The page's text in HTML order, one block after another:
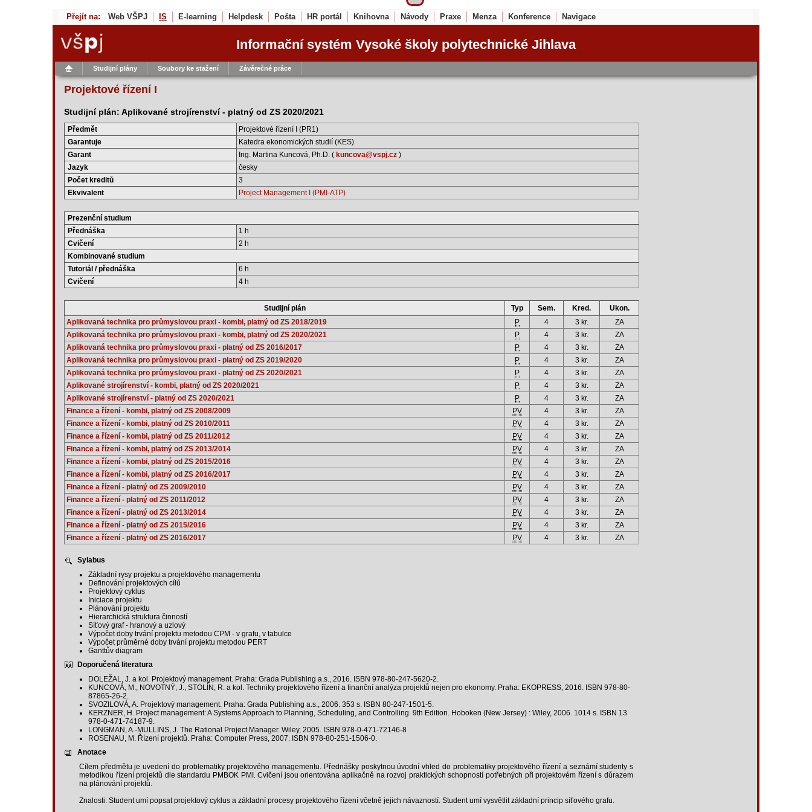
Přejít na: Web VŠPJ IS E-learning Helpdesk Pošta HR portál Knihovna Návody Praxe Menza Konference Navigace
Informační systém Vysoké školy polytechnické Jihlava
Studijní plány Soubory ke stažení Závěrečné práce
Projektové řízení I
Studijní plán: Aplikované strojírenství - platný od ZS 2020/2021
Předmět
Projektové řízení I (PR1)
Garantuje
Katedra ekonomických studií (KES)
Garant
Ing. Martina Kuncová, Ph.D. ( kuncova@vspj.cz )
Jazyk
česky
Počet kreditů
3
Ekvivalent
Project Management I (PMI-ATP)
Prezenční studium
Přednáška
1 h
Cvičení
2 h
Kombinované studium
Tutoriál / přednáška
6 h
Cvičení
4 h
Studijní plán Typ Sem. Kred.
Ukon.
Aplikovaná technika pro průmyslovou praxi - kombi, platný od ZS 2018/2019
P 4 3 kr.
ZA
Aplikovaná technika pro průmyslovou praxi - kombi, platný od ZS 2020/2021
P 4 3 kr.
ZA
Aplikovaná technika pro průmyslovou praxi - platný od ZS 2016/2017
P 4 3 kr.
ZA
Aplikovaná technika pro průmyslovou praxi - platný od ZS 2019/2020
P 4 3 kr.
ZA
Aplikovaná technika pro průmyslovou praxi - platný od ZS 2020/2021
P 4 3 kr.
ZA
Aplikované strojírenství - kombi, platný od ZS 2020/2021
P 4 3 kr.
ZA
Aplikované strojírenství - platný od ZS 2020/2021
P 4 3 kr.
ZA
Finance a řízení - kombi, platný od ZS 2008/2009
PV 4 3 kr.
ZA
Finance a řízení - kombi, platný od ZS 2010/2011
PV 4 3 kr.
ZA
Finance a řízení - kombi, platný od ZS 2011/2012
PV 4 3 kr.
ZA
Finance a řízení - kombi, platný od ZS 2013/2014
PV 4 3 kr.
ZA
Finance a řízení - kombi, platný od ZS 2015/2016
PV 4 3 kr.
ZA
Finance a řízení - kombi, platný od ZS 2016/2017
PV 4 3 kr.
ZA
Finance a řízení - platný od ZS 2009/2010
PV 4 3 kr.
ZA
Finance a řízení - platný od ZS 2011/2012
PV 4 3 kr.
ZA
Finance a řízení - platný od ZS 2013/2014
PV 4 3 kr.
ZA
Finance a řízení - platný od ZS 2015/2016
PV 4 3 kr.
ZA
Finance a řízení - platný od ZS 2016/2017
PV 4 3 kr. ZA
Sylabus
Základní rysy projektu a projektového managementu
Definování projektových cílů
Projektový cyklus
Iniciace projektu
Plánování projektu
Hierarchická struktura činností
Síťový graf - hranový a uzlový
Výpočet doby trvání projektu metodou CPM - v grafu, v tabulce
Výpočet průměrné doby trvání projektu metodou PERT
Ganttův diagram
Doporučená literatura
DOLEŽAL, J. a kol. Projektový management. Praha: Grada Publishing a.s., 2016. ISBN 978-80-247-5620-2.
KUNCOVÁ, M., NOVOTNÝ, J., STOLÍN, R. a kol. Techniky projektového řízení a finanční analýza projektů nejen pro ekonomy. Praha: EKOPRESS, 2016. ISBN 978-80-
87865-26-2.
SVOZILOVÁ, A. Projektový management. Praha: Grada Publishing a.s., 2006. 353 s. ISBN 80-247-1501-5.
KERZNER, H. Project management: A Systems Approach to Planning, Scheduling, and Controlling. 9th Edition. Hoboken (New Jersey) : Wiley, 2006. 1014 s. ISBN 13
978-0-471-74187-9.
LONGMAN, A.-MULLINS, J. The Rational Project Manager. Wiley, 2005. ISBN 978-0-471-72146-8
ROSENAU, M. Řízení projektů. Praha: Computer Press, 2007. ISBN 978-80-251-1506-0.
Anotace
Cílem předmětu je uvedení do problematiky projektového managementu. Přednášky poskytnou úvodní vhled do problematiky projektového řízení a seznámí studenty s
metodikou řízení projektů dle standardu PMBOK PMI. Cvičení jsou orientována aplikačně na rozvoj praktických schopností potřebných při projektovém řízení s důrazem
na plánování projektů.
Znalosti: Student umí popsat projektový cyklus a základní procesy projektového řízení včetně jejich návazností. Student umí vysvětlit základní princip síťového grafu.